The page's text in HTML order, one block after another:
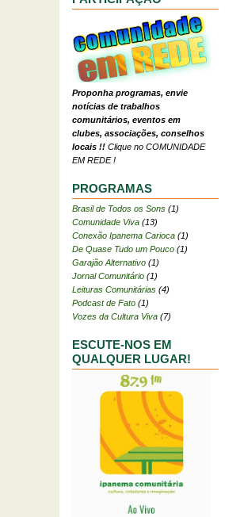
Proponha programas, envie
notícias de trabalhos
comunitários, eventos em
clubes, associações, conselhos
locais !! Clique no COMUNIDADE
EM REDE !
PROGRAMAS
Brasil de Todos os Sons (1)
Comunidade Viva (13)
Conexão Ipanema Carioca (1)
De Quase Tudo um Pouco (1)
Garajão Alternativo (1)
Jornal Comunitário (1)
Leituras Comunitárias (4)
Podcast de Fato (1)
Vozes da Cultura Viva (7)
ESCUTE-NOS EM
QUALQUER LUGAR!